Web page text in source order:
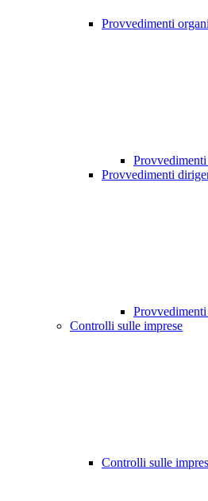
Provvedimenti
Provvedimenti
Controlli sulle imprese
Controlli sulle